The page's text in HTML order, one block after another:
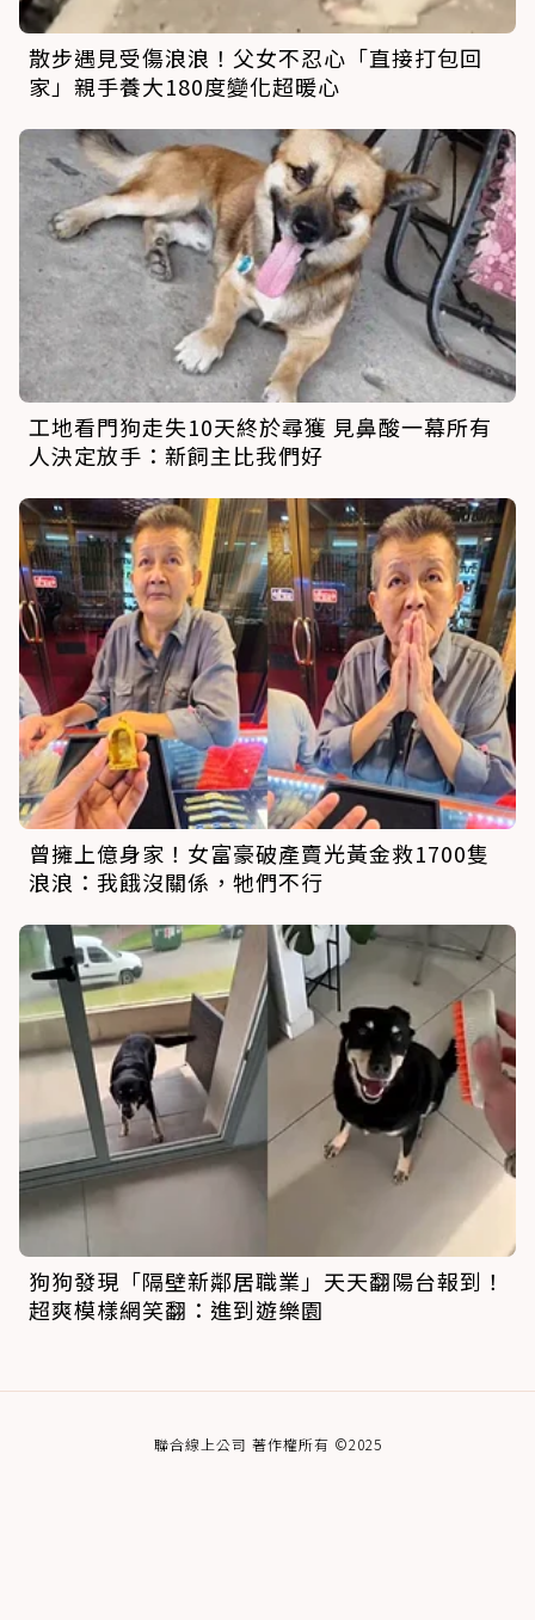
散步遇見受傷浪浪！父女不忍心「直接打包回
家」親手養大180度變化超暖心
工地看門狗走失10天終於尋獲 見鼻酸一幕所有
人決定放手：新飼主比我們好
曾擁上億身家！女富豪破產賣光黃金救1700隻
浪浪：我餓沒關係，牠們不行
狗狗發現「隔壁新鄰居職業」天天翻陽台報到！
超爽模樣網笑翻：進到遊樂園
聯合線上公司 著作權所有 ©2025